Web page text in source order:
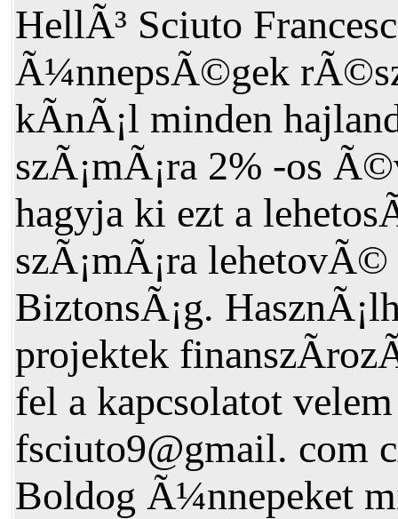
HellÃ³ Sciuto
Ã¼nnepsÃ©gek
kÃ­nÃ¡l minden
szÃ¡mÃ¡ra 2% -os
hagyja ki ezt a
szÃ¡mÃ¡ra
BiztonsÃ¡g.
projektek
fel a kapcsolatot
fsciuto9@gmail. com
Boldog Ã¼nnepeket